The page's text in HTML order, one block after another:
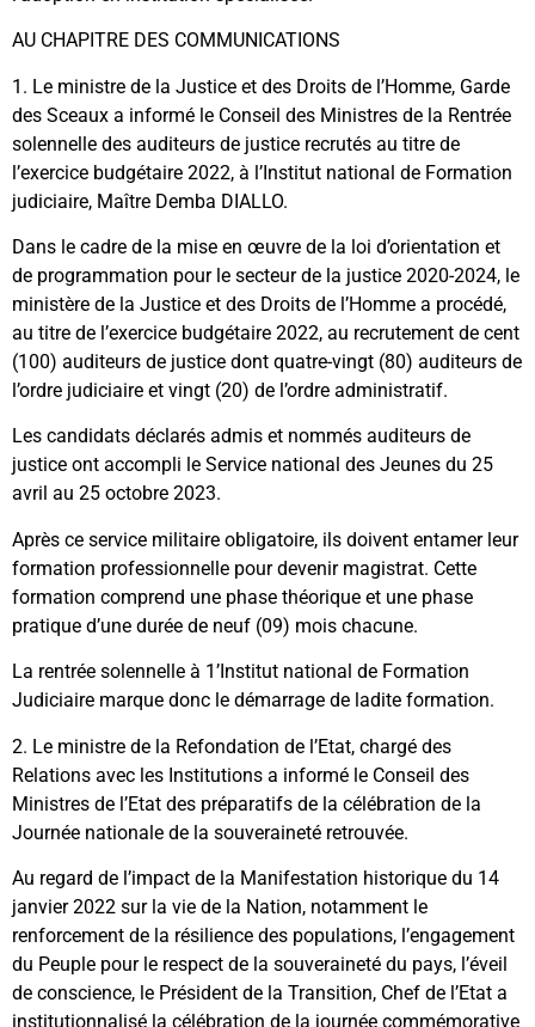
AU CHAPITRE DES COMMUNICATIONS
1. Le ministre de la Justice et des Droits de l’Homme, Garde
des Sceaux a informé le Conseil des Ministres de la Rentrée
solennelle des auditeurs de justice recrutés au titre de
l’exercice budgétaire 2022, à l’Institut national de Formation
judiciaire, Maître Demba DIALLO.
Dans le cadre de la mise en œuvre de la loi d’orientation et
de programmation pour le secteur de la justice 2020-2024, le
ministère de la Justice et des Droits de l’Homme a procédé,
au titre de l’exercice budgétaire 2022, au recrutement de cent
(100) auditeurs de justice dont quatre-vingt (80) auditeurs de
l’ordre judiciaire et vingt (20) de l’ordre administratif.
Les candidats déclarés admis et nommés auditeurs de
justice ont accompli le Service national des Jeunes du 25
avril au 25 octobre 2023.
Après ce service militaire obligatoire, ils doivent entamer leur
formation professionnelle pour devenir magistrat. Cette
formation comprend une phase théorique et une phase
pratique d’une durée de neuf (09) mois chacune.
La rentrée solennelle à 1’Institut national de Formation
Judiciaire marque donc le démarrage de ladite formation.
2. Le ministre de la Refondation de l’Etat, chargé des
Relations avec les Institutions a informé le Conseil des
Ministres de l’Etat des préparatifs de la célébration de la
Journée nationale de la souveraineté retrouvée.
Au regard de l’impact de la Manifestation historique du 14
janvier 2022 sur la vie de la Nation, notamment le
renforcement de la résilience des populations, l’engagement
du Peuple pour le respect de la souveraineté du pays, l’éveil
de conscience, le Président de la Transition, Chef de l’Etat a
institutionnalisé la célébration de la journée commémorative